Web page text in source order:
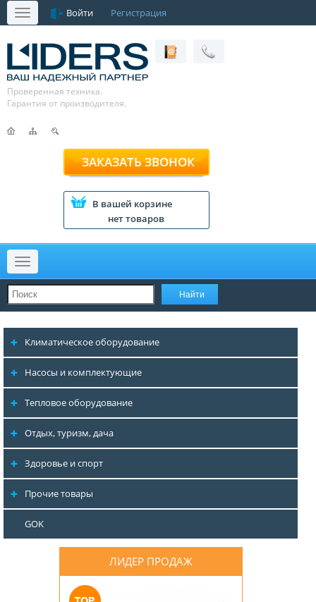
Меню Войти Регистрация
Проверенная техника.
Гарантия от производителя.
ЗАКАЗАТЬ ЗВОНОК
В вашей корзине
нет товаров
Меню
Климатическое оборудование
Насосы и комплектующие
Тепловое оборудование
Отдых, туризм, дача
Здоровье и спорт
Прочие товары
GOK
ЛИДЕР ПРОДАЖ